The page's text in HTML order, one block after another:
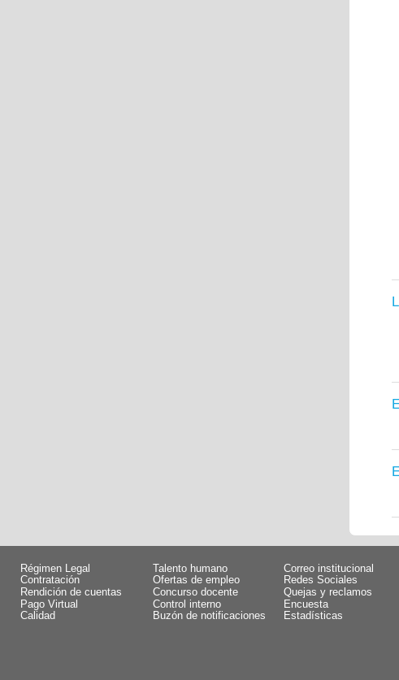
Régimen Legal
Talento humano
Contratación
Ofertas de empleo
Rendición de cuentas
Concurso docente
Pago Virtual
Control interno
Calidad
Buzón de notificaciones
Correo institucional
Redes Sociales
Quejas y reclamos
Encuesta
Estadísticas